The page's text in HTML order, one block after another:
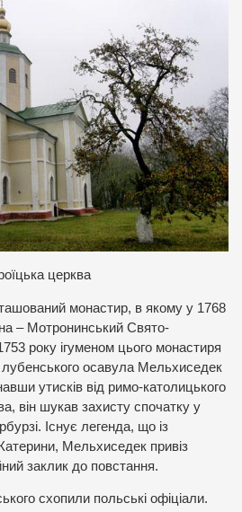
церква
монастир, в якому у 1768
– Мотронинський Свято-
року ігуменом цього монастиря
осавула Мельхиседек
утисків від римо-католицького
він шукав захисту спочатку у
Існує легенда, що із
Мельхиседек привіз
заклик до повстання.
схопили польські офіціали.